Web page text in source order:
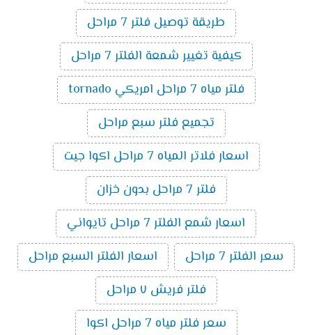
طريقة توصيل فلتر 7 مراحل
كيفية تغيير شمعة الفلتر 7 مراحل
فلتر مياه 7 مراحل امريكي tornado
تجميع فلتر سبع مراحل
اسعار فلاتر المياه 7 مراحل اكوا جيت
فلتر 7 مراحل بدون خزان
اسعار شمع الفلتر 7 مراحل تايواني
سعر الفلتر 7 مراحل
اسعار الفلتر السبع مراحل
فلتر فريش ٧ مراحل
سعر فلتر مياه 7 مراحل اكوا